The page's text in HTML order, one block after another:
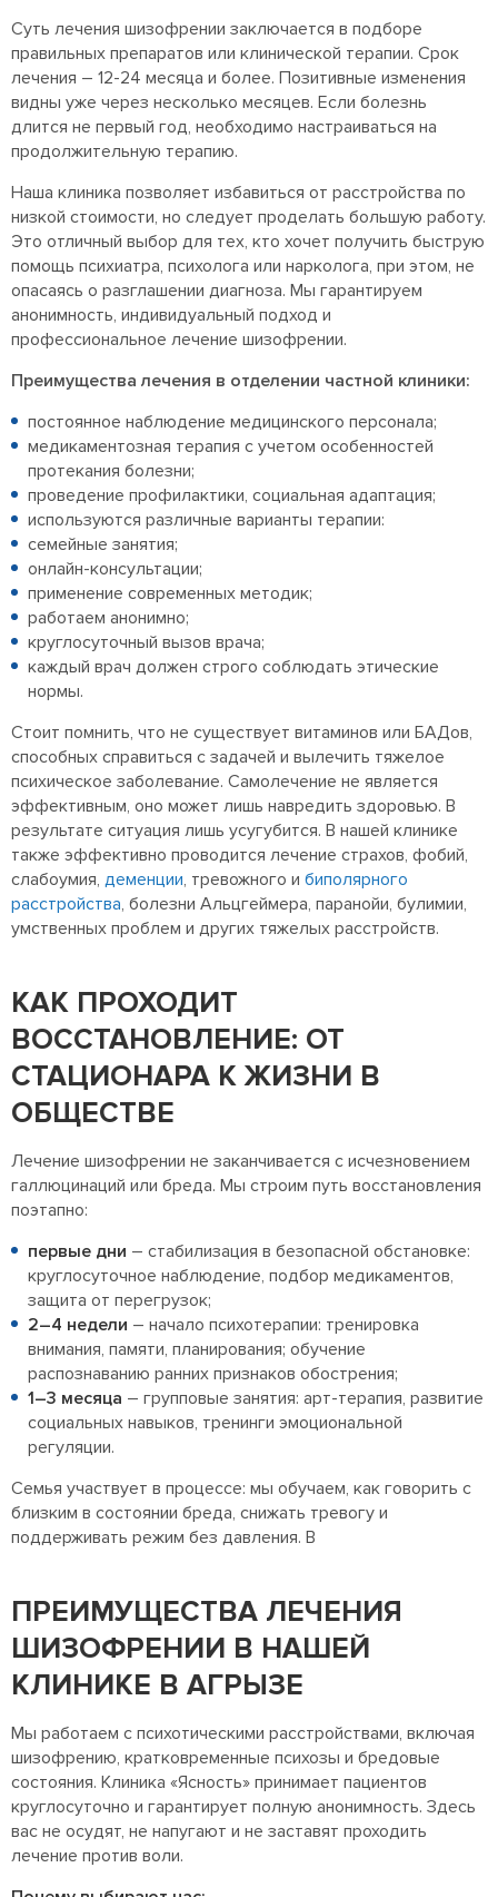
Суть лечения шизофрении заключается в подборе
правильных препаратов или клинической терапии. Срок
лечения – 12-24 месяца и более. Позитивные изменения
видны уже через несколько месяцев. Если болезнь
длится не первый год, необходимо настраиваться на
продолжительную терапию.
Наша клиника позволяет избавиться от расстройства по
низкой стоимости, но следует проделать большую работу.
Это отличный выбор для тех, кто хочет получить быструю
помощь психиатра, психолога или нарколога, при этом, не
опасаясь о разглашении диагноза. Мы гарантируем
анонимность, индивидуальный подход и
профессиональное лечение шизофрении.
Преимущества лечения в отделении частной клиники:
постоянное наблюдение медицинского персонала;
медикаментозная терапия с учетом особенностей
протекания болезни;
проведение профилактики, социальная адаптация;
используются различные варианты терапии:
семейные занятия;
онлайн-консультации;
применение современных методик;
работаем анонимно;
круглосуточный вызов врача;
каждый врач должен строго соблюдать этические
нормы.
Стоит помнить, что не существует витаминов или БАДов,
способных справиться с задачей и вылечить тяжелое
психическое заболевание. Самолечение не является
эффективным, оно может лишь навредить здоровью. В
результате ситуация лишь усугубится. В нашей клинике
также эффективно проводится лечение страхов, фобий,
слабоумия, деменции, тревожного и биполярного
расстройства, болезни Альцгеймера, паранойи, булимии,
умственных проблем и других тяжелых расстройств.
КАК ПРОХОДИТ
ВОССТАНОВЛЕНИЕ: ОТ
СТАЦИОНАРА К ЖИЗНИ В
ОБЩЕСТВЕ
Лечение шизофрении не заканчивается с исчезновением
галлюцинаций или бреда. Мы строим путь восстановления
поэтапно:
первые дни – стабилизация в безопасной обстановке:
круглосуточное наблюдение, подбор медикаментов,
защита от перегрузок;
2–4 недели – начало психотерапии: тренировка
внимания, памяти, планирования; обучение
распознаванию ранних признаков обострения;
1–3 месяца – групповые занятия: арт-терапия, развитие
социальных навыков, тренинги эмоциональной
регуляции.
Семья участвует в процессе: мы обучаем, как говорить с
близким в состоянии бреда, снижать тревогу и
поддерживать режим без давления. В
ПРЕИМУЩЕСТВА ЛЕЧЕНИЯ
ШИЗОФРЕНИИ В НАШЕЙ
КЛИНИКЕ В АГРЫЗЕ
Мы работаем с психотическими расстройствами, включая
шизофрению, кратковременные психозы и бредовые
состояния. Клиника «Ясность» принимает пациентов
круглосуточно и гарантирует полную анонимность. Здесь
вас не осудят, не напугают и не заставят проходить
лечение против воли.